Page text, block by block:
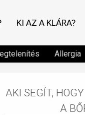
KI AZ A KLÁRA?
Allergia
AKI SEGÍT,
A